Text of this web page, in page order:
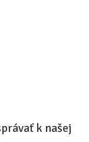
k našej